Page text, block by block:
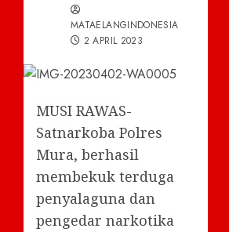
MATAELANGINDONESIA
2 APRIL 2023
MUSI RAWAS-
Satnarkoba Polres
Mura, berhasil
membekuk terduga
penyalaguna dan
pengedar narkotika